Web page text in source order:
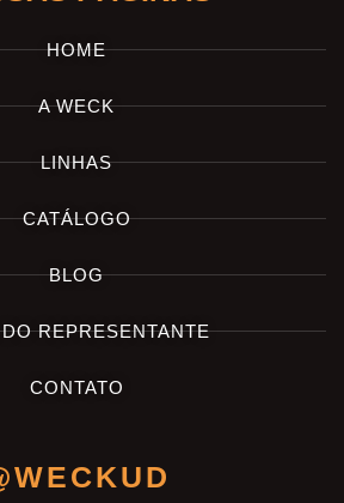
HOME
A WECK
LINHAS
CATÁLOGO
BLOG
REPRESENTANTE
CONTATO